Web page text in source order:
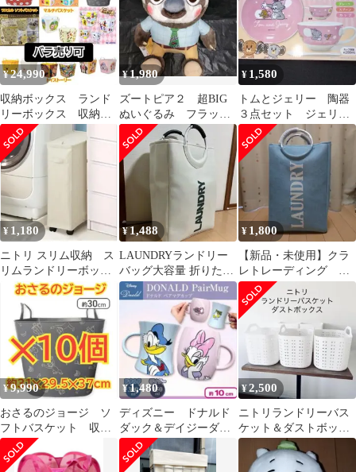
¥24,990
収納ボックス ランド
リーボックス 収納バ
ケット バケット ビ
ッグバケット
¥1,980
ズートピア２ 超BIG
ぬいぐるみ フラッシ
ュ ZOOTOPIA２ マス
コット 推
¥ 1,580
トムとジェリー 陶器
３点セット ジェリー
とタフィー トム＆ジ
ェリー カップ 推活
¥ 1,180
ニトリ スリム収納 ス
リムランドリーボック
ス ランドリーバスケッ
ト 隙間収納
¥1,488
LAUNDRYランドリー
バッグ大容量 折りたた
みボックス洗濯かご北
欧風
¥ 1,800
【新品・未使用】クラ
レトレーディング ラ
ンドリーバック（洗濯
ネット付）
¥9,990
おさるのジョージ ソ
フトバスケット 収納
ボックス 収納バスケ
ット 10個
¥1,480
ディズニー ドナルド
ダック＆デイジーダッ
ク ペアマグカップ
マグカップ 推し活
¥2,500
ニトリランドリーバス
ケット＆ダストボック
スDAISOスクエア収納
ＢＯＸホワイト白